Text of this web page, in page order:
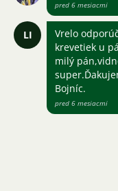
pred 6 mesiacmi
LI
Vrelo
krevetiek u
milý
Bojníc.
pred 6 mesiacmi